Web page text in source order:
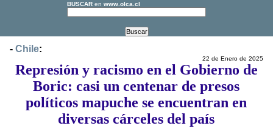
BUSCAR en www.olca.cl
- Chile:
22 de Enero de 2025
Represión y racismo en el Gobierno de
Boric: casi un centenar de presos
políticos mapuche se encuentran en
diversas cárceles del país